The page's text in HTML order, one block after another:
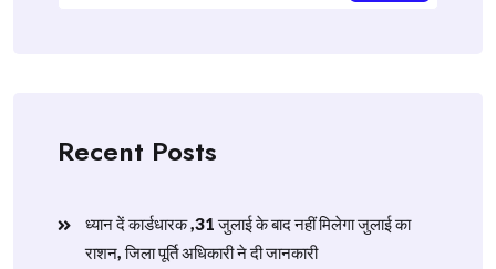
Recent Posts
ध्यान दें कार्डधारक ,31 जुलाई के बाद नहीं मिलेगा जुलाई का
राशन, जिला पूर्ति अधिकारी ने दी जानकारी